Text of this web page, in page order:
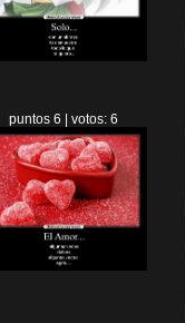
puntos 6 | votos: 6